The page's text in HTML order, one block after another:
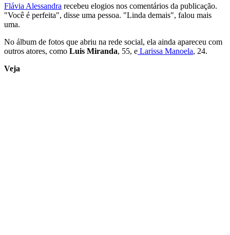
Flávia Alessandra recebeu elogios nos comentários da publicação.
"Você é perfeita", disse uma pessoa. "Linda demais", falou mais
uma.
No álbum de fotos que abriu na rede social, ela ainda apareceu com
outros atores, como Luis Miranda, 55, e Larissa Manoela, 24.
Veja